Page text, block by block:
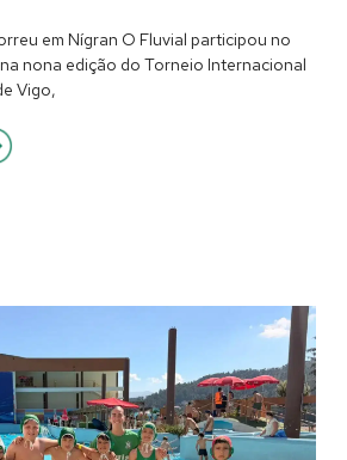
em Nígran O Fluvial participou no
nona edição do Torneio Internacional
Vigo,